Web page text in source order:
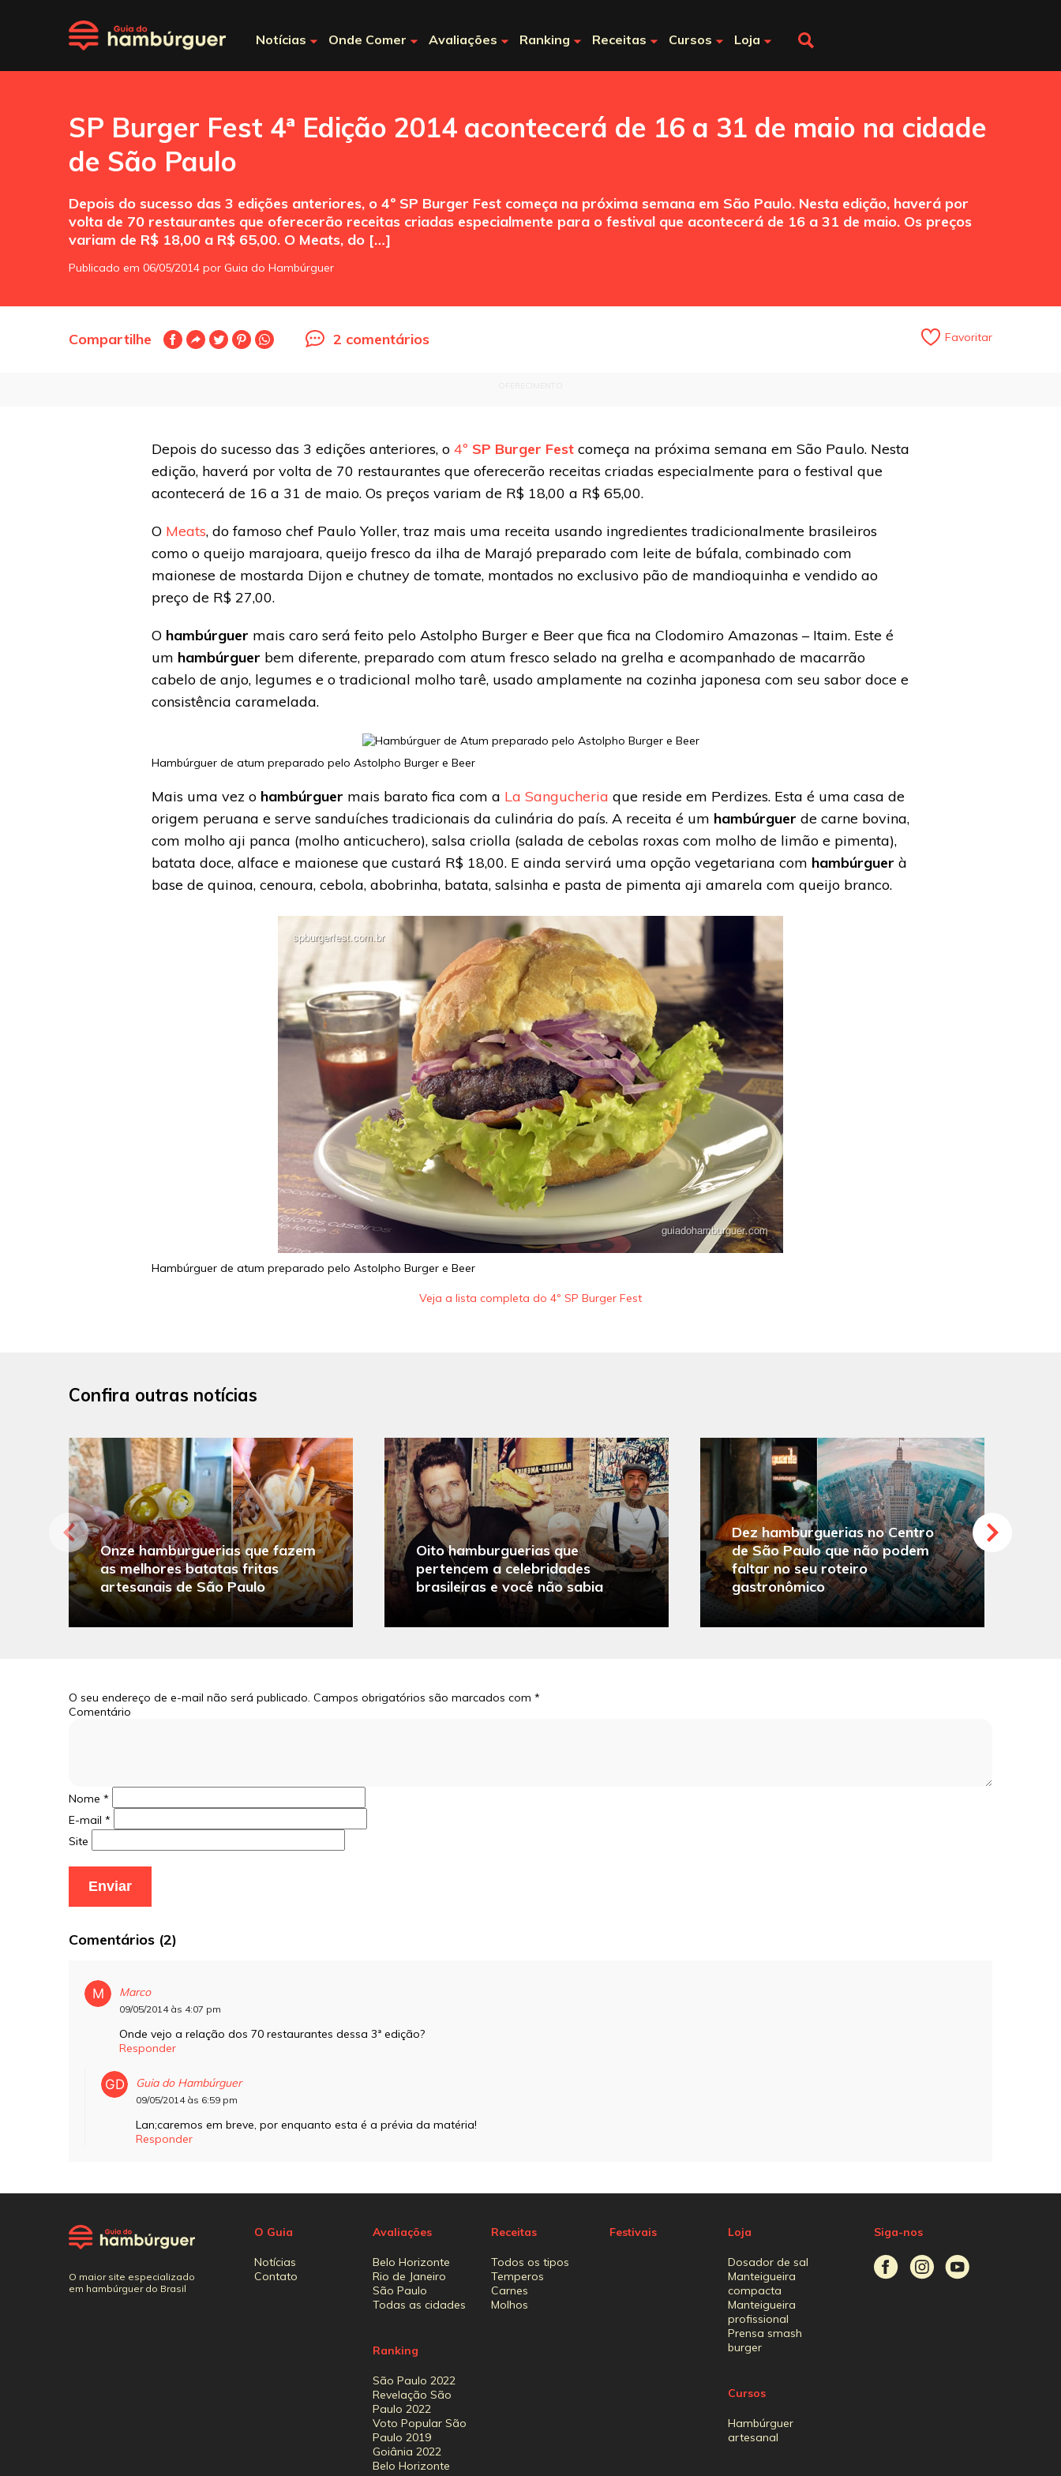
Notícias Onde Comer Avaliações Ranking Receitas Cursos Loja
SP Burger Fest 4ª Edição 2014 acontecerá de 16 a 31 de maio na cidade
de São Paulo
Depois do sucesso das 3 edições anteriores, o 4º SP Burger Fest começa na próxima semana em São Paulo. Nesta edição, haverá por
volta de 70 restaurantes que oferecerão receitas criadas especialmente para o festival que acontecerá de 16 a 31 de maio. Os preços
variam de R$ 18,00 a R$ 65,00. O Meats, do […]
Publicado em 06/05/2014 por Guia do Hambúrguer
Compartilhe 2 comentários Favoritar
Depois do sucesso das 3 edições anteriores, o 4º SP Burger Fest começa na próxima semana em São Paulo. Nesta
edição, haverá por volta de 70 restaurantes que oferecerão receitas criadas especialmente para o festival que
acontecerá de 16 a 31 de maio. Os preços variam de R$ 18,00 a R$ 65,00.
O Meats, do famoso chef Paulo Yoller, traz mais uma receita usando ingredientes tradicionalmente brasileiros
como o queijo marajoara, queijo fresco da ilha de Marajó preparado com leite de búfala, combinado com
maionese de mostarda Dijon e chutney de tomate, montados no exclusivo pão de mandioquinha e vendido ao
preço de R$ 27,00.
O hambúrguer mais caro será feito pelo Astolpho Burger e Beer que fica na Clodomiro Amazonas – Itaim. Este é
um hambúrguer bem diferente, preparado com atum fresco selado na grelha e acompanhado de macarrão
cabelo de anjo, legumes e o tradicional molho tarê, usado amplamente na cozinha japonesa com seu sabor doce e
consistência caramelada.
Hambúrguer de atum preparado pelo Astolpho Burger e Beer
Mais uma vez o hambúrguer mais barato fica com a La Sangucheria que reside em Perdizes. Esta é uma casa de
origem peruana e serve sanduíches tradicionais da culinária do país. A receita é um hambúrguer de carne bovina,
com molho aji panca (molho anticuchero), salsa criolla (salada de cebolas roxas com molho de limão e pimenta),
batata doce, alface e maionese que custará R$ 18,00. E ainda servirá uma opção vegetariana com hambúrguer à
base de quinoa, cenoura, cebola, abobrinha, batata, salsinha e pasta de pimenta aji amarela com queijo branco.
Hambúrguer de atum preparado pelo Astolpho Burger e Beer
Veja a lista completa do 4º SP Burger Fest
Confira outras notícias
Onze hamburguerias que fazem
as melhores batatas fritas
artesanais de São Paulo
Oito hamburguerias que
pertencem a celebridades
brasileiras e você não sabia
Dez hamburguerias no Centro
de São Paulo que não podem
faltar no seu roteiro
gastronômico
O seu endereço de e-mail não será publicado. Campos obrigatórios são marcados com *
Comentário
Nome *
E-mail *
Site
Comentários (2)
Marco
09/05/2014 às 4:07 pm
Onde vejo a relação dos 70 restaurantes dessa 3ª edição?
Responder
Guia do Hambúrguer
09/05/2014 às 6:59 pm
Lan;caremos em breve, por enquanto esta é a prévia da matéria!
Responder
O maior site especializado
em hambúrguer do Brasil
O Guia
Notícias
Contato
Avaliações
Belo Horizonte
Rio de Janeiro
São Paulo
Todas as cidades
Ranking
São Paulo 2022
Revelação São
Paulo 2022
Voto Popular São
Paulo 2019
Goiânia 2022
Belo Horizonte
Receitas
Todos os tipos
Temperos
Carnes
Molhos
Festivais Loja
Dosador de sal
Manteigueira
compacta
Manteigueira
profissional
Prensa smash
burger
Cursos
Hambúrguer
artesanal
Siga-nos